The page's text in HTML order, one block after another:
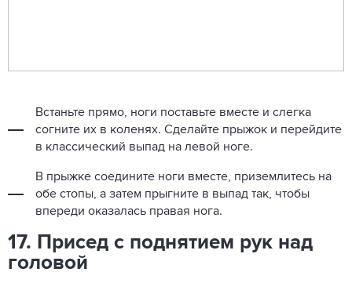
Встаньте прямо, ноги поставьте вместе и слегка
согните их в коленях. Сделайте прыжок и перейдите
в классический выпад на левой ноге.
В прыжке соедините ноги вместе, приземлитесь на
обе стопы, а затем прыгните в выпад так, чтобы
впереди оказалась правая нога.
17. Присед с поднятием рук над
головой